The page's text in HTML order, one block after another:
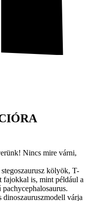
Nincs mire várni,
kölyök, T-
fajokkal is, mint például a
dinoszauruszmodell várja